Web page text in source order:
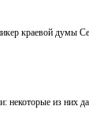
краевой
из них